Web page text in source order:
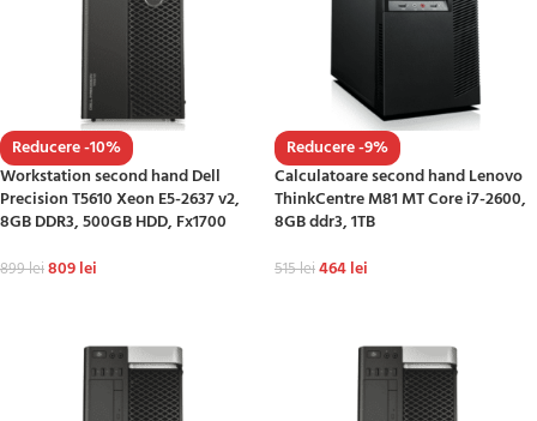
Reducere -10%
Workstation second hand Dell
Precision T5610 Xeon E5-2637 v2,
8GB DDR3, 500GB HDD, Fx1700
899lei809lei
Reducere -9%
Calculatoare second hand Lenovo
ThinkCentre M81 MT Core i7-2600,
8GB ddr3, 1TB
515lei464lei